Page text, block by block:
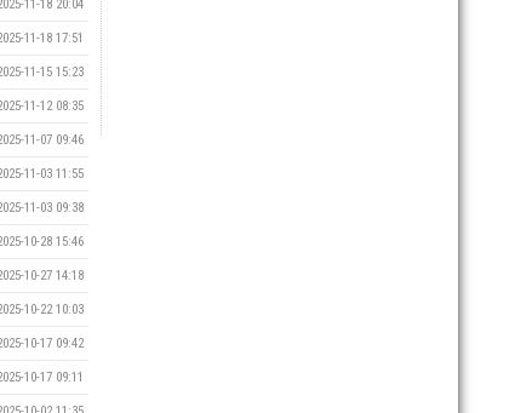
11-18 20:04
11-18 17:51
11-15 15:23
11-12 08:35
11-07 09:46
11-03 11:55
11-03 09:38
10-28 15:46
10-27 14:18
10-22 10:03
10-17 09:42
10-17 09:11